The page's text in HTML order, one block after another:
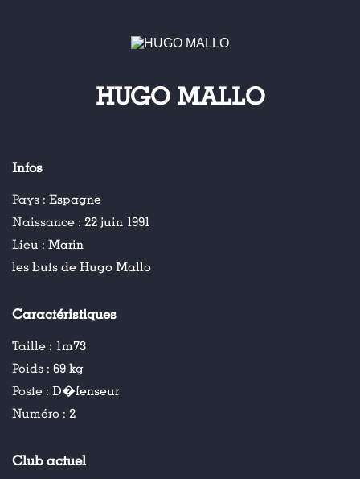
HUGO MALLO
Infos
Pays : Espagne
Naissance : 22 juin 1991
Lieu : Marin
les buts de Hugo Mallo
Caractéristiques
Taille : 1m73
Poids : 69 kg
Poste : D�fenseur
Numéro : 2
Club actuel